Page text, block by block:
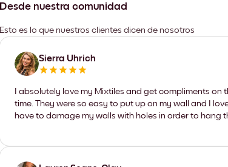
Desde nuestra comunidad
Esto es lo que nuestros clientes dicen de nosotros
Sierra Uhrich
I absolutely love my Mixtiles and get compliments on
time. They were so easy to put up on my wall and I
have to damage my walls with holes in order to hang